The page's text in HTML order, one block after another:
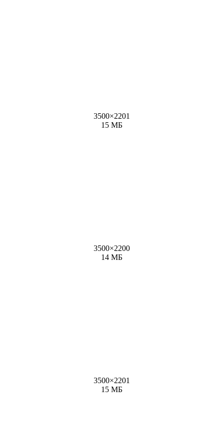
3500×2201
15 МБ
3500×2200
14 МБ
3500×2201
15 МБ